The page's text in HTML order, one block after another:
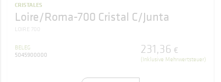
CRISTALES
Loire/Roma-700 Cristal C/Junta
LOIRE 700
BELEG
5045900000
231,36 €
(Inklusive Mehrwertsteuer)